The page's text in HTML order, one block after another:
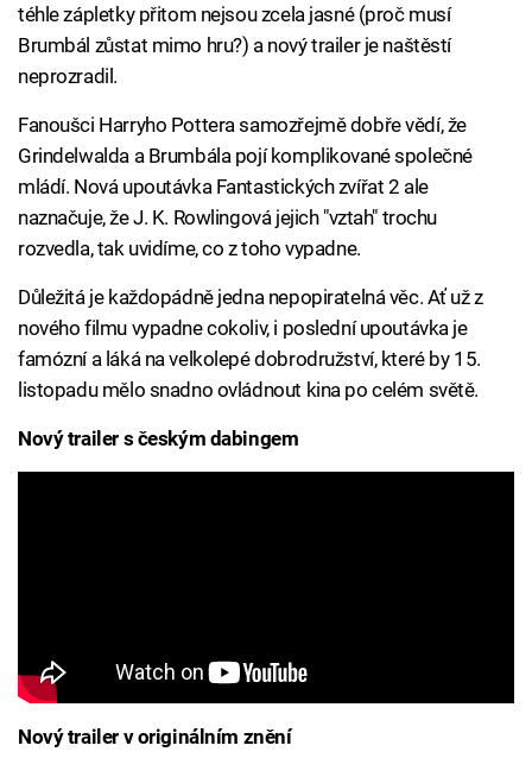
téhle zápletky přitom nejsou zcela jasné (proč musí
Brumbál zůstat mimo hru?) a nový trailer je naštěstí
neprozradil.
Fanoušci Harryho Pottera samozřejmě dobře vědí, že
Grindelwalda a Brumbála pojí komplikované společné
mládí. Nová upoutávka Fantastických zvířat 2 ale
naznačuje, že J. K. Rowlingová jejich "vztah" trochu
rozvedla, tak uvidíme, co z toho vypadne.
Důležitá je každopádně jedna nepopiratelná věc. Ať už z
nového filmu vypadne cokoliv, i poslední upoutávka je
famózní a láká na velkolepé dobrodružství, které by 15.
listopadu mělo snadno ovládnout kina po celém světě.
Nový trailer s českým dabingem
Nový trailer v originálním znění